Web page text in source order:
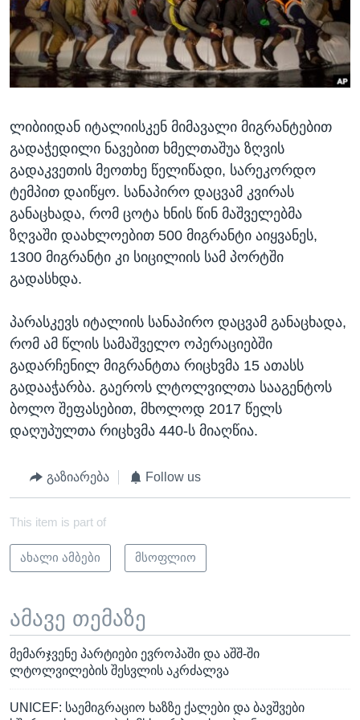
ᲡᲢᲣᲓᲘᲐ ᲕᲐᲨᲘᲜᲒᲢᲝᲜᲘ
ᲔᲙᲝᲜᲝᲛᲘᲙᲐ
ᲯᲐᲜᲛᲠᲗᲔᲚᲝᲑᲐ
ᲛᲔᲪᲜᲘᲔᲠᲔᲑᲐ
ᲙᲣᲚᲢᲣᲠᲐ
ᲒᲐᲚᲘᲚᲔᲝ
ᲓᲔᲖᲘᲜᲤᲝᲠᲛᲐᲪᲘᲐ
Learning English
ᲗᲕᲐᲚᲘ ᲒᲕᲐᲓᲔᲕᲜᲔᲗ
ენები
ლიბიიდან იტალიისკენ მიმავალი მიგრანტებით
გადაჭედილი ნავებით ხმელთაშუა ზღვის
გადაკვეთის მეოთხე წელიწადი, სარეკორდო
ტემპით დაიწყო. სანაპირო დაცვამ კვირას
განაცხადა, რომ ცოტა ხნის წინ მაშველებმა
ზღვაში დაახლოებით 500 მიგრანტი აიყვანეს,
1300 მიგრანტი კი სიცილიის სამ პორტში
გადასხდა.
პარასკევს იტალიის სანაპირო დაცვამ განაცხადა,
რომ ამ წლის სამაშველო ოპერაციებში
გადარჩენილ მიგრანტთა რიცხვმა 15 ათასს
გადააჭარბა. გაეროს ლტოლვილთა სააგენტოს
ბოლო შეფასებით, მხოლოდ 2017 წელს
დაღუპულთა რიცხვმა 440-ს მიაღწია.
გაზიარება Follow us
This item is part of
ახალი ამბები მსოფლიო
ამავე თემაზე
მემარჯვენე პარტიები ევროპაში და აშშ-ში
ლტოლვილების შესვლის აკრძალვა
UNICEF: საემიგრაციო ხაზზე ქალები და ბავშვები